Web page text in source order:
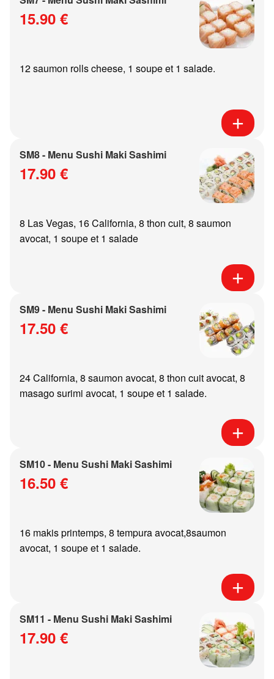
15.90 €
12 saumon rolls cheese, 1 soupe et 1 salade.
SM8 - Menu Sushi Maki Sashimi
17.90 €
8 Las Vegas, 16 California, 8 thon cuit, 8 saumon
avocat, 1 soupe et 1 salade
SM9 - Menu Sushi Maki Sashimi
17.50 €
24 California, 8 saumon avocat, 8 thon cuit avocat, 8
masago surimi avocat, 1 soupe et 1 salade.
SM10 - Menu Sushi Maki Sashimi
16.50 €
16 makis printemps, 8 tempura avocat,8saumon
avocat, 1 soupe et 1 salade.
SM11 - Menu Sushi Maki Sashimi
17.90 €